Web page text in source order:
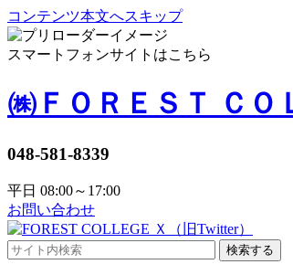
コンテンツ本文へスキップ
スマートフォンサイトはこちら
㈱ＦＯＲＥＳＴ ＣＯ
048-581-8339
平日 08:00～17:00
お問い合わせ
検索する